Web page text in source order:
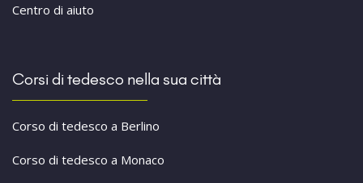
Centro di aiuto
Corsi di tedesco nella sua città
Corso di tedesco a Berlino
Corso di tedesco a Monaco